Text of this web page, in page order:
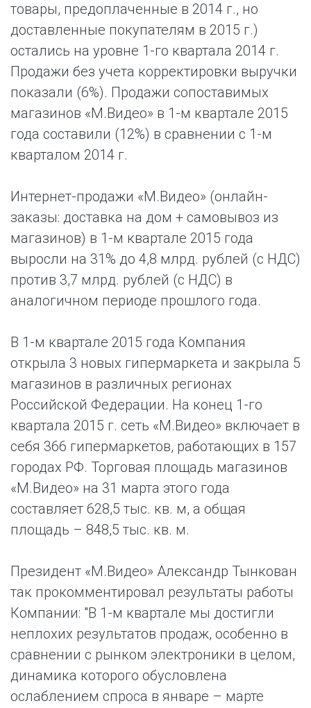
товары, предоплаченные в 2014 г., но
доставленные покупателям в 2015 г.)
остались на уровне 1-го квартала 2014 г.
Продажи без учета корректировки выручки
показали (6%). Продажи сопоставимых
магазинов «М.Видео» в 1-м квартале 2015
года составили (12%) в сравнении с 1-м
кварталом 2014 г.
Интернет-продажи «М.Видео» (онлайн-
заказы: доставка на дом + самовывоз из
магазинов) в 1-м квартале 2015 года
выросли на 31% до 4,8 млрд. рублей (с НДС)
против 3,7 млрд. рублей (с НДС) в
аналогичном периоде прошлого года.
В 1-м квартале 2015 года Компания
открыла 3 новых гипермаркета и закрыла 5
магазинов в различных регионах
Российской Федерации. На конец 1-го
квартала 2015 г. сеть «М.Видео» включает в
себя 366 гипермаркетов, работающих в 157
городах РФ. Торговая площадь магазинов
«М.Видео» на 31 марта этого года
составляет 628,5 тыс. кв. м, а общая
площадь – 848,5 тыс. кв. м.
Президент «М.Видео» Александр Тынкован
так прокомментировал результаты работы
Компании: "В 1-м квартале мы достигли
неплохих результатов продаж, особенно в
сравнении с рынком электроники в целом,
динамика которого обусловлена
ослаблением спроса в январе – марте